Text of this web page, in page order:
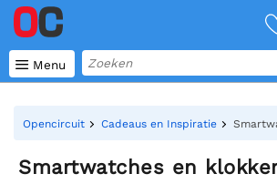
 Menu
Opencircuit Cadeaus en Inspiratie
Smartwatches en